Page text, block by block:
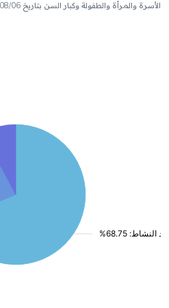
الأسرة والمرأة والطفولة وكبار السن بتاريخ 2026/08/06 على الساعة 16:31